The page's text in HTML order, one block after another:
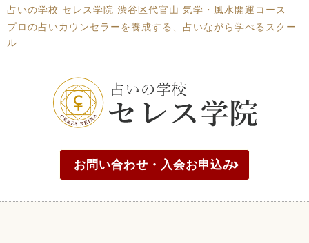
占いの学校 セレス学院 渋谷区代官山 気学・風水開運コース
プロの占いカウンセラーを養成する、占いながら学べるスクー
ル
お問い合わせ・入会お申込み